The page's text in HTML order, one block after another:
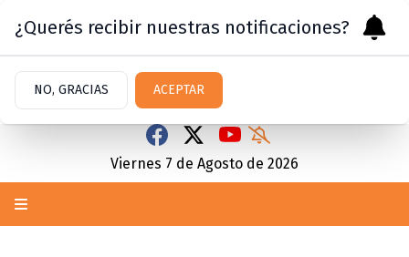
Viernes 7 de Agosto de 2026
¿Querés recibir nuestras notificaciones?
NO, GRACIAS ACEPTAR